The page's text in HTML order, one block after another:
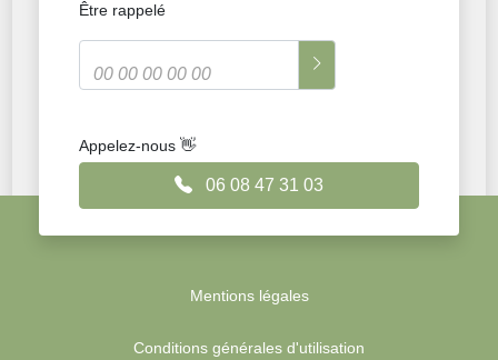
Être rappelé
Appelez-nous 👋
06 08 47 31 03
Mentions légales
Conditions générales d'utilisation